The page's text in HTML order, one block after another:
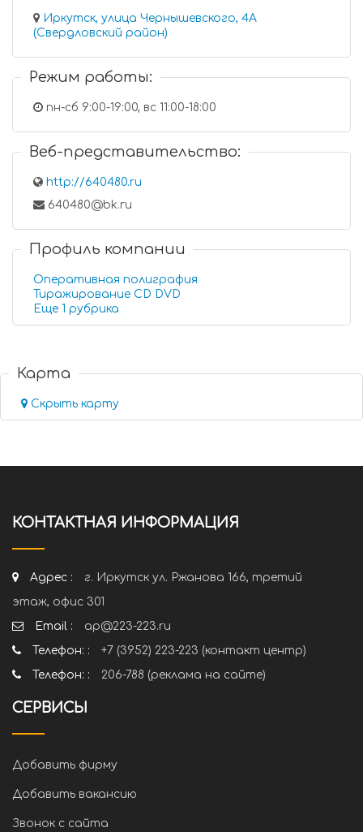
Иркутск, улица Чернышевского, 4А
(Свердловский район)
Режим работы:
пн-сб 9:00-19:00, вс 11:00-18:00
Веб-представительство:
http://640480.ru
640480@bk.ru
Профиль компании
Оперативная полиграфия
Тиражирование CD DVD
Еще 1 рубрика
Карта
Скрыть карту
КОНТАКТНАЯ ИНФОРМАЦИЯ
Адрес :
г. Иркутск ул. Ржанова 166, третий
этаж, офис 301
Email :
ap@223-223.ru
Телефон: :
+7 (3952) 223-223 (контакт центр)
Телефон: :
206-788 (реклама на сайте)
СЕРВИСЫ
Добавить фирму
Добавить вакансию
Звонок с сайта